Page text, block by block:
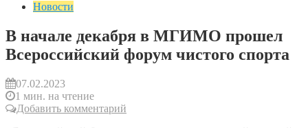
Новости
В начале декабря в МГИМО прошел
Всероссийский форум чистого спорта
07.02.2023
1 мин. на чтение
Добавить комментарий